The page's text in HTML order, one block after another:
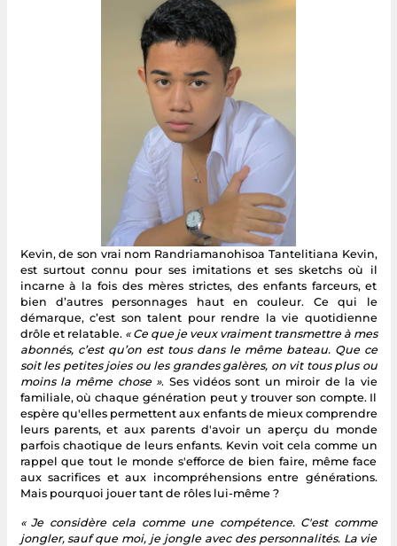
Kevin, de son vrai nom Randriamanohisoa Tantelitiana Kevin,
est surtout connu pour ses imitations et ses sketchs où il
incarne à la fois des mères strictes, des enfants farceurs, et
bien d’autres personnages haut en couleur. Ce qui le
démarque, c’est son talent pour rendre la vie quotidienne
drôle et relatable. « Ce que je veux vraiment transmettre à mes
abonnés, c’est qu’on est tous dans le même bateau. Que ce
soit les petites joies ou les grandes galères, on vit tous plus ou
moins la même chose ». Ses vidéos sont un miroir de la vie
familiale, où chaque génération peut y trouver son compte. Il
espère qu'elles permettent aux enfants de mieux comprendre
leurs parents, et aux parents d'avoir un aperçu du monde
parfois chaotique de leurs enfants. Kevin voit cela comme un
rappel que tout le monde s'efforce de bien faire, même face
aux sacrifices et aux incompréhensions entre générations.
Mais pourquoi jouer tant de rôles lui-même ?
« Je considère cela comme une compétence. C'est comme
jongler, sauf que moi, je jongle avec des personnalités. La vie